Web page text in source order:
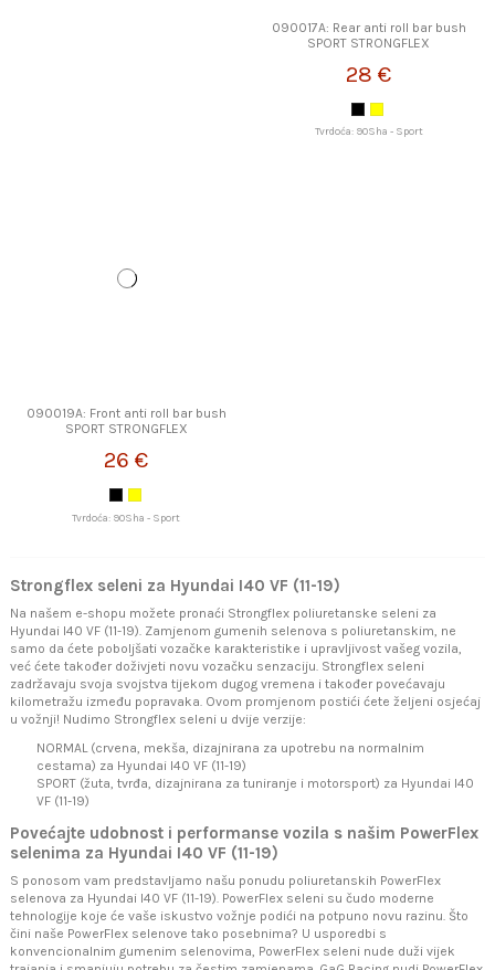
090017A: Rear anti roll bar bush
SPORT STRONGFLEX
28 €
Tvrdoća: 90Sha - Sport
090019A: Front anti roll bar bush
SPORT STRONGFLEX
26 €
Tvrdoća: 90Sha - Sport
Strongflex seleni za Hyundai I40 VF (11-19)
Na našem e-shopu možete pronaći Strongflex poliuretanske seleni za
Hyundai I40 VF (11-19). Zamjenom gumenih selenova s poliuretanskim, ne
samo da ćete poboljšati vozačke karakteristike i upravljivost vašeg vozila,
već ćete također doživjeti novu vozačku senzaciju. Strongflex seleni
zadržavaju svoja svojstva tijekom dugog vremena i također povećavaju
kilometražu između popravaka. Ovom promjenom postići ćete željeni osjećaj
u vožnji! Nudimo Strongflex seleni u dvije verzije:
NORMAL (crvena, mekša, dizajnirana za upotrebu na normalnim
cestama) za Hyundai I40 VF (11-19)
SPORT (žuta, tvrđa, dizajnirana za tuniranje i motorsport) za Hyundai I40
VF (11-19)
Povećajte udobnost i performanse vozila s našim PowerFlex
selenima za Hyundai I40 VF (11-19)
S ponosom vam predstavljamo našu ponudu poliuretanskih PowerFlex
selenova za Hyundai I40 VF (11-19). PowerFlex seleni su čudo moderne
tehnologije koje će vaše iskustvo vožnje podići na potpuno novu razinu. Što
čini naše PowerFlex selenove tako posebnima? U usporedbi s
konvencionalnim gumenim selenovima, PowerFlex seleni nude duži vijek